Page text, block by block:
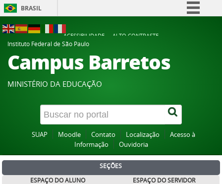
BRASIL
Participe
Acesso à informação
Canais
ACESSIBILIDADE
ALTO CONTRASTE
Instituto Federal de São Paulo
Campus Barretos
MINISTÉRIO DA EDUCAÇÃO
SUAP Moodle Contato Localização
Acesso à
Informação
Ouvidoria
SEÇÕES
ESPAÇO DO ALUNO
ESPAÇO DO SERVIDOR